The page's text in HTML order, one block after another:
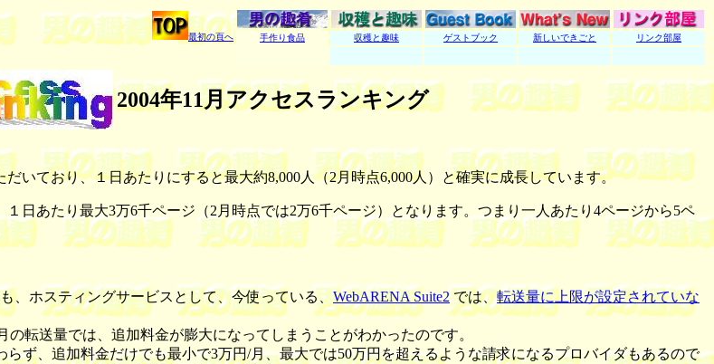
最初の頁へ 手作り食品 収穫と趣味 ゲストブック 新しいできごと リンク部屋
2004年11月アクセスランキング
ており、１日あたりにすると最大約8,000人（2月時点6,000人）と確実に成長しています。
日あたり最大3万6千ページ（2月時点では2万6千ページ）となります。つまり一人あたり4ページから5ペ
ホスティングサービスとして、今使っている、WebARENA Suite2 では、転送量に上限が設定されていな
転送量では、追加料金が膨大になってしまうことがわかったのです。
ず、追加料金だけでも最小で3万円/月、最大では50万円を超えるような請求になるプロバイダもあるので